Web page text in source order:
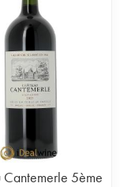
Cantemerle 5ème